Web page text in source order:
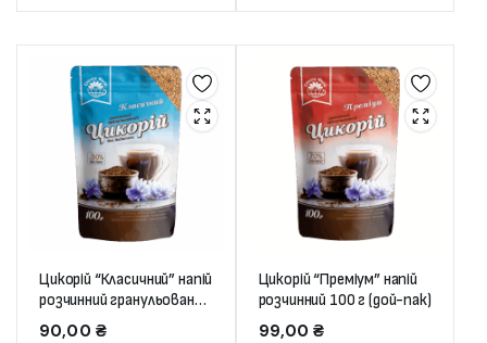
Цикорій “Класичний” напій
розчинний гранульований
100 г (дой-пак)
90,00 ₴
Цикорій “Преміум” напій
розчинний 100 г (дой-пак)
99,00₴